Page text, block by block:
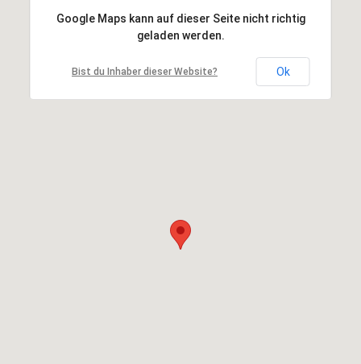
Google Maps kann auf dieser Seite nicht richtig
geladen werden.
Bist du Inhaber dieser Website? Ok
Google Maps kann auf dieser Seite nicht richtig
geladen werden.
Bist du Inhaber dieser Website? Ok